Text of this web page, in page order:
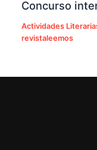
Concurso
Actividades
revistaleemos